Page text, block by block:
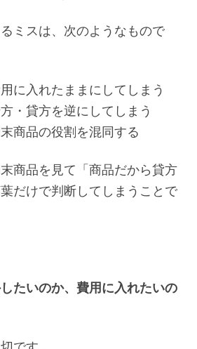
ミスは、次のようなもので
に入れたままにしてしまう
・貸方を逆にしてしまう
商品の役割を混同する
商品を見て「商品だから貸方
だけで判断してしまうことで
したいのか、費用に入れたいの